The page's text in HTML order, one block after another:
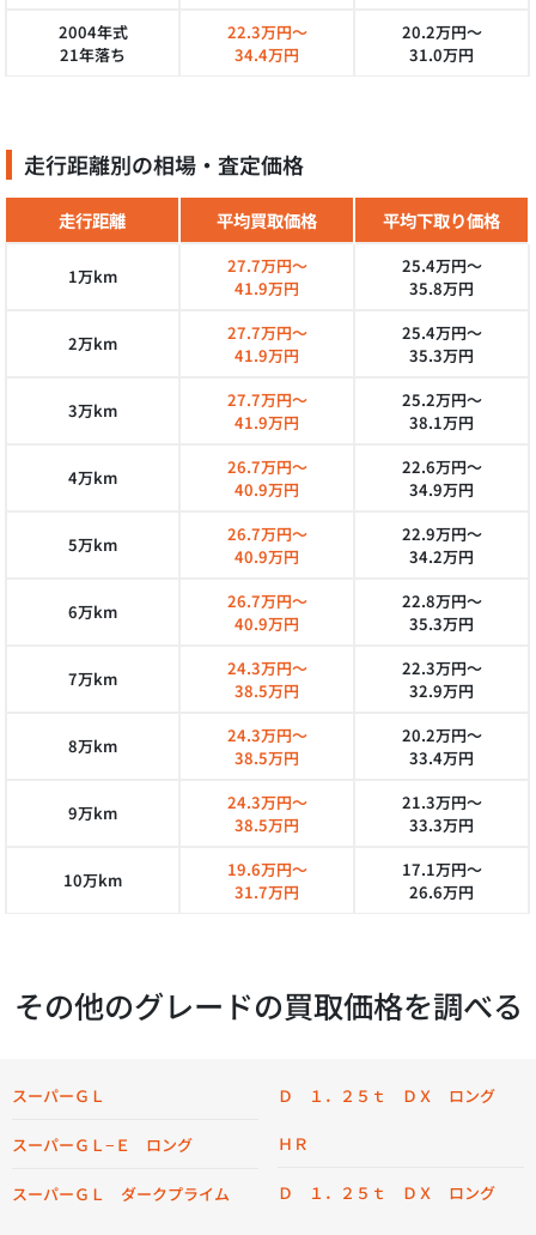
2004年式
21年落ち
22.3万円～
34.4万円
20.2万円～
31.0万円
走行距離別の相場・査定価格
走行距離 平均買取価格 平均下取り価格
1万km
27.7万円～
41.9万円
25.4万円～
35.8万円
2万km
27.7万円～
41.9万円
25.4万円～
35.3万円
3万km
27.7万円～
41.9万円
25.2万円～
38.1万円
4万km
26.7万円～
40.9万円
22.6万円～
34.9万円
5万km
26.7万円～
40.9万円
22.9万円～
34.2万円
6万km
26.7万円～
40.9万円
22.8万円～
35.3万円
7万km
24.3万円～
38.5万円
22.3万円～
32.9万円
8万km
24.3万円～
38.5万円
20.2万円～
33.4万円
9万km
24.3万円～
38.5万円
21.3万円～
33.3万円
10万km
19.6万円～
31.7万円
17.1万円～
26.6万円
その他のグレードの買取価格を調べる
スーパーＧＬ
スーパーＧＬ−Ｅ ロング
スーパーＧＬ ダークプライム
Ｄ １．２５ｔ ＤＸ ロング
ＨＲ
Ｄ １．２５ｔ ＤＸ ロング